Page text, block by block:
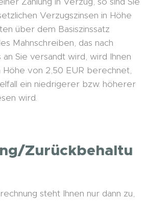
Verzugszinsen in Höhe
über dem Basiszinssatz
Mahnschreiben, das nach
Sie versandt wird, wird Ihnen
Höhe von 2,50 EUR berechnet,
ein niedrigerer bzw. höherer
wird.
Zurückbehaltu
steht Ihnen nur dann zu,